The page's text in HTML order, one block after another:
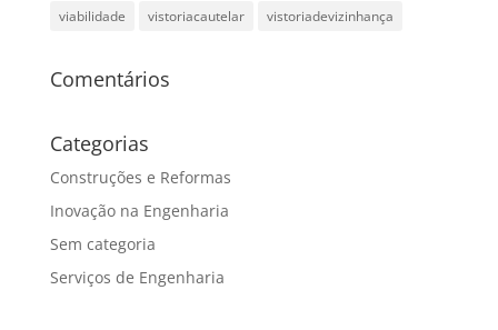
viabilidade
vistoriacautelar vistoriadevizinhança
Comentários
Categorias
Construções e Reformas
Inovação na Engenharia
Sem categoria
Serviços de Engenharia